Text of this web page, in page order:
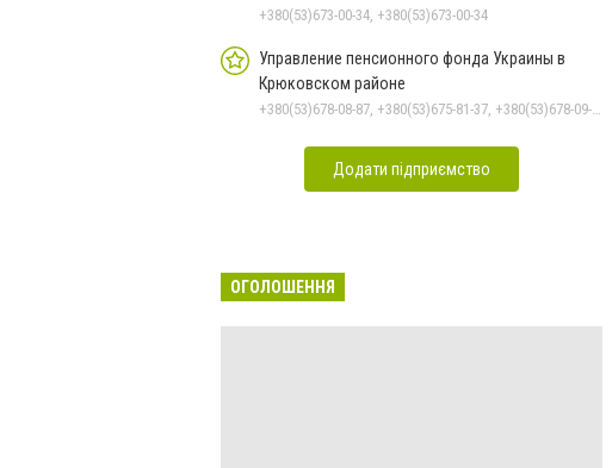
+380(53)673-00-34, +380(53)673-00-34
Управление пенсионного фонда Украины в
Крюковском районе
+380(53)678-08-87, +380(53)675-81-37, +380(53)678-09-01, +380(53)675-81-32, +380(53)675-81-40, +380(53)675-81-33, +380(53)675-81-38, +380(53)675-81-31
Додати підприємство
ОГОЛОШЕННЯ